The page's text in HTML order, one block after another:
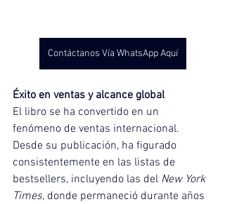
Contáctanos Vía WhatsApp Aquí
Éxito en ventas y alcance global
El libro se ha convertido en un
fenómeno de ventas internacional.
Desde su publicación, ha figurado
consistentemente en las listas de
bestsellers, incluyendo las del New York
Times, donde permaneció durante años